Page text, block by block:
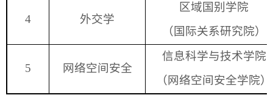
4 外交学
区域国别 学院
（国际关系研究院）
5 网络空间安全
信息科学与技术学院
（网络空间安全学院）